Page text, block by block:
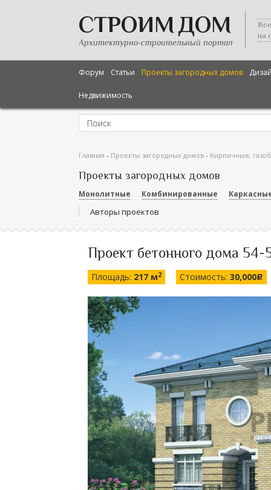
СТРОИМ ДОМ
Архитектурно-строительный портал
на
Форум Статьи Проекты загородных домов
Недвижимость
Главная - Проекты загородных домов - Кирпичные,
Проекты загородных домов
Монолитные Комбинированные
Авторы проектов
Проект бетонного дома 54-
Площадь: 217 м2 Стоимость: 30,000c